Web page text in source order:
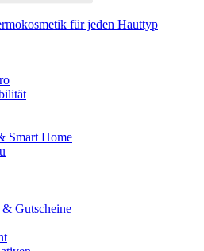
für jeden Hauttyp
Smart Home
& Gutscheine